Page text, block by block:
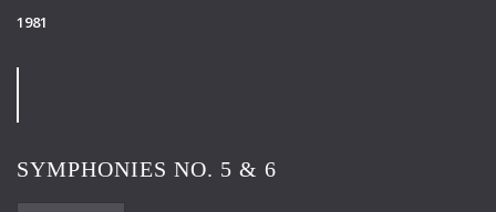
1981
SYMPHONIES NO. 5 & 6